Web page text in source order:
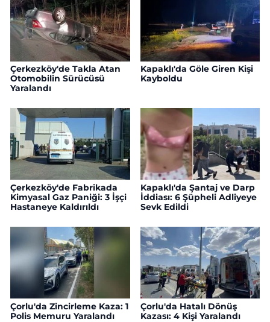
Çerkezköy'de Takla Atan
Otomobilin Sürücüsü
Yaralandı
Kapaklı'da Göle Giren Kişi
Kayboldu
Çerkezköy'de Fabrikada
Kimyasal Gaz Paniği: 3 İşçi
Hastaneye Kaldırıldı
Kapaklı'da Şantaj ve Darp
İddiası: 6 Şüpheli Adliyeye
Sevk Edildi
Çorlu'da Zincirleme Kaza: 1
Polis Memuru Yaralandı
Çorlu'da Hatalı Dönüş
Kazası: 4 Kişi Yaralandı